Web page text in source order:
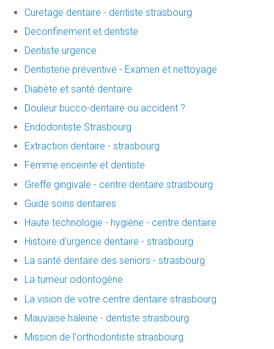
Curetage dentaire - dentiste strasbourg
Deconfinement et dentiste
Dentiste urgence
Dentisterie préventive - Examen et nettoyage
Diabète et santé dentaire
Douleur bucco-dentaire ou accident ?
Endodontiste Strasbourg
Extraction dentaire - strasbourg
Femme enceinte et dentiste
Greffe gingivale - centre dentaire strasbourg
Guide soins dentaires
Haute technologie - hygiène - centre dentaire
Histoire d'urgence dentaire - strasbourg
La santé dentaire des seniors - strasbourg
La tumeur odontogène
La vision de votre centre dentaire strasbourg
Mauvaise haleine - dentiste strasbourg
Mission de l'orthodontiste strasbourg